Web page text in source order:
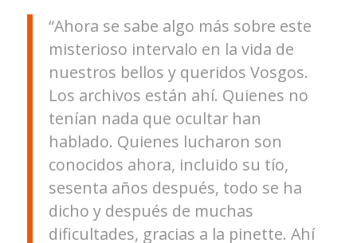
“Ahora se sabe algo más sobre este
misterioso intervalo en la vida de
nuestros bellos y queridos Vosgos.
Los archivos están ahí. Quienes no
tenían nada que ocultar han
hablado. Quienes lucharon son
conocidos ahora, incluido su tío,
sesenta años después, todo se ha
dicho y después de muchas
dificultades, gracias a la pinette. Ahí